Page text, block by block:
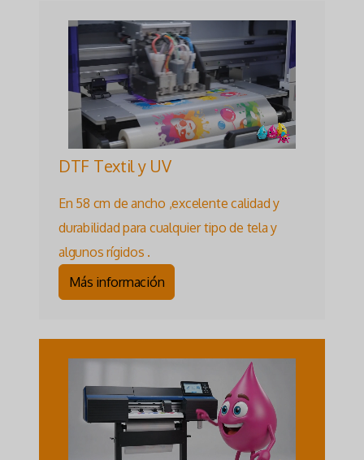
DTF Textil y UV
En 58 cm de ancho ,excelente calidad y
durabilidad para cualquier tipo de tela y
algunos rígidos .
Más información